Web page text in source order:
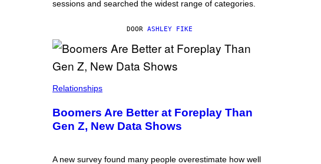
G
sessions and searched the widest range of categories.
DOOR ASHLEY FIKE
Relationships
Boomers Are Better at Foreplay Than
Gen Z, New Data Shows
A new survey found many people overestimate how well